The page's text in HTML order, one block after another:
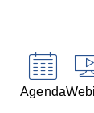
Agenda